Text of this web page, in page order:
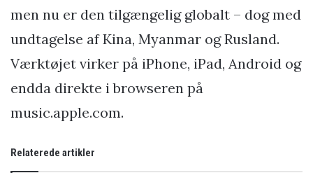
men nu er den tilgængelig globalt – dog med
undtagelse af Kina, Myanmar og Rusland.
Værktøjet virker på iPhone, iPad, Android og
endda direkte i browseren på
music.apple.com.
Relaterede artikler